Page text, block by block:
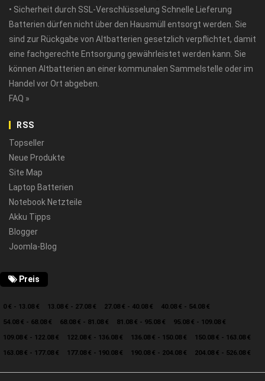
• Sicherheit durch SSL-Verschlüsselung Schnelle Lieferung
Batterien dürfen nicht über den Hausmüll entsorgt werden. Sie
sind zur Rückgabe von Altbatterien gesetzlich verpflichtet, damit
eine fachgerechte Entsorgung gewährleistet werden kann. Sie
können Altbatterien an einer kommunalen Sammelstelle oder im
Handel vor Ort abgeben.
FAQ »
RSS
Topseller
Neue Produkte
Site Map
Laptop Batterien
Notebook Netzteile
Akku Tipps
Blogger
Joomla-Blog
Preis
0 € - 13.08 € 13.08 € - 27.08 € 27.08 € - 40.08 €
40.08 € - 54.08 €
54.08 € - 68.08 €
68.08 € - 81.08 € 81.08 € - 95.08 €
95.08 € - 109.08 €
109.08 € - 122.08 €
122.08 € - 136.08 € 136.08 € - 150.08 €
150.08 € - 163.08 €
163.08 € - 177.08 €
177.08 € - 190.08 € 190.08 € - 204.08 € 204.08 € - 526.08 €